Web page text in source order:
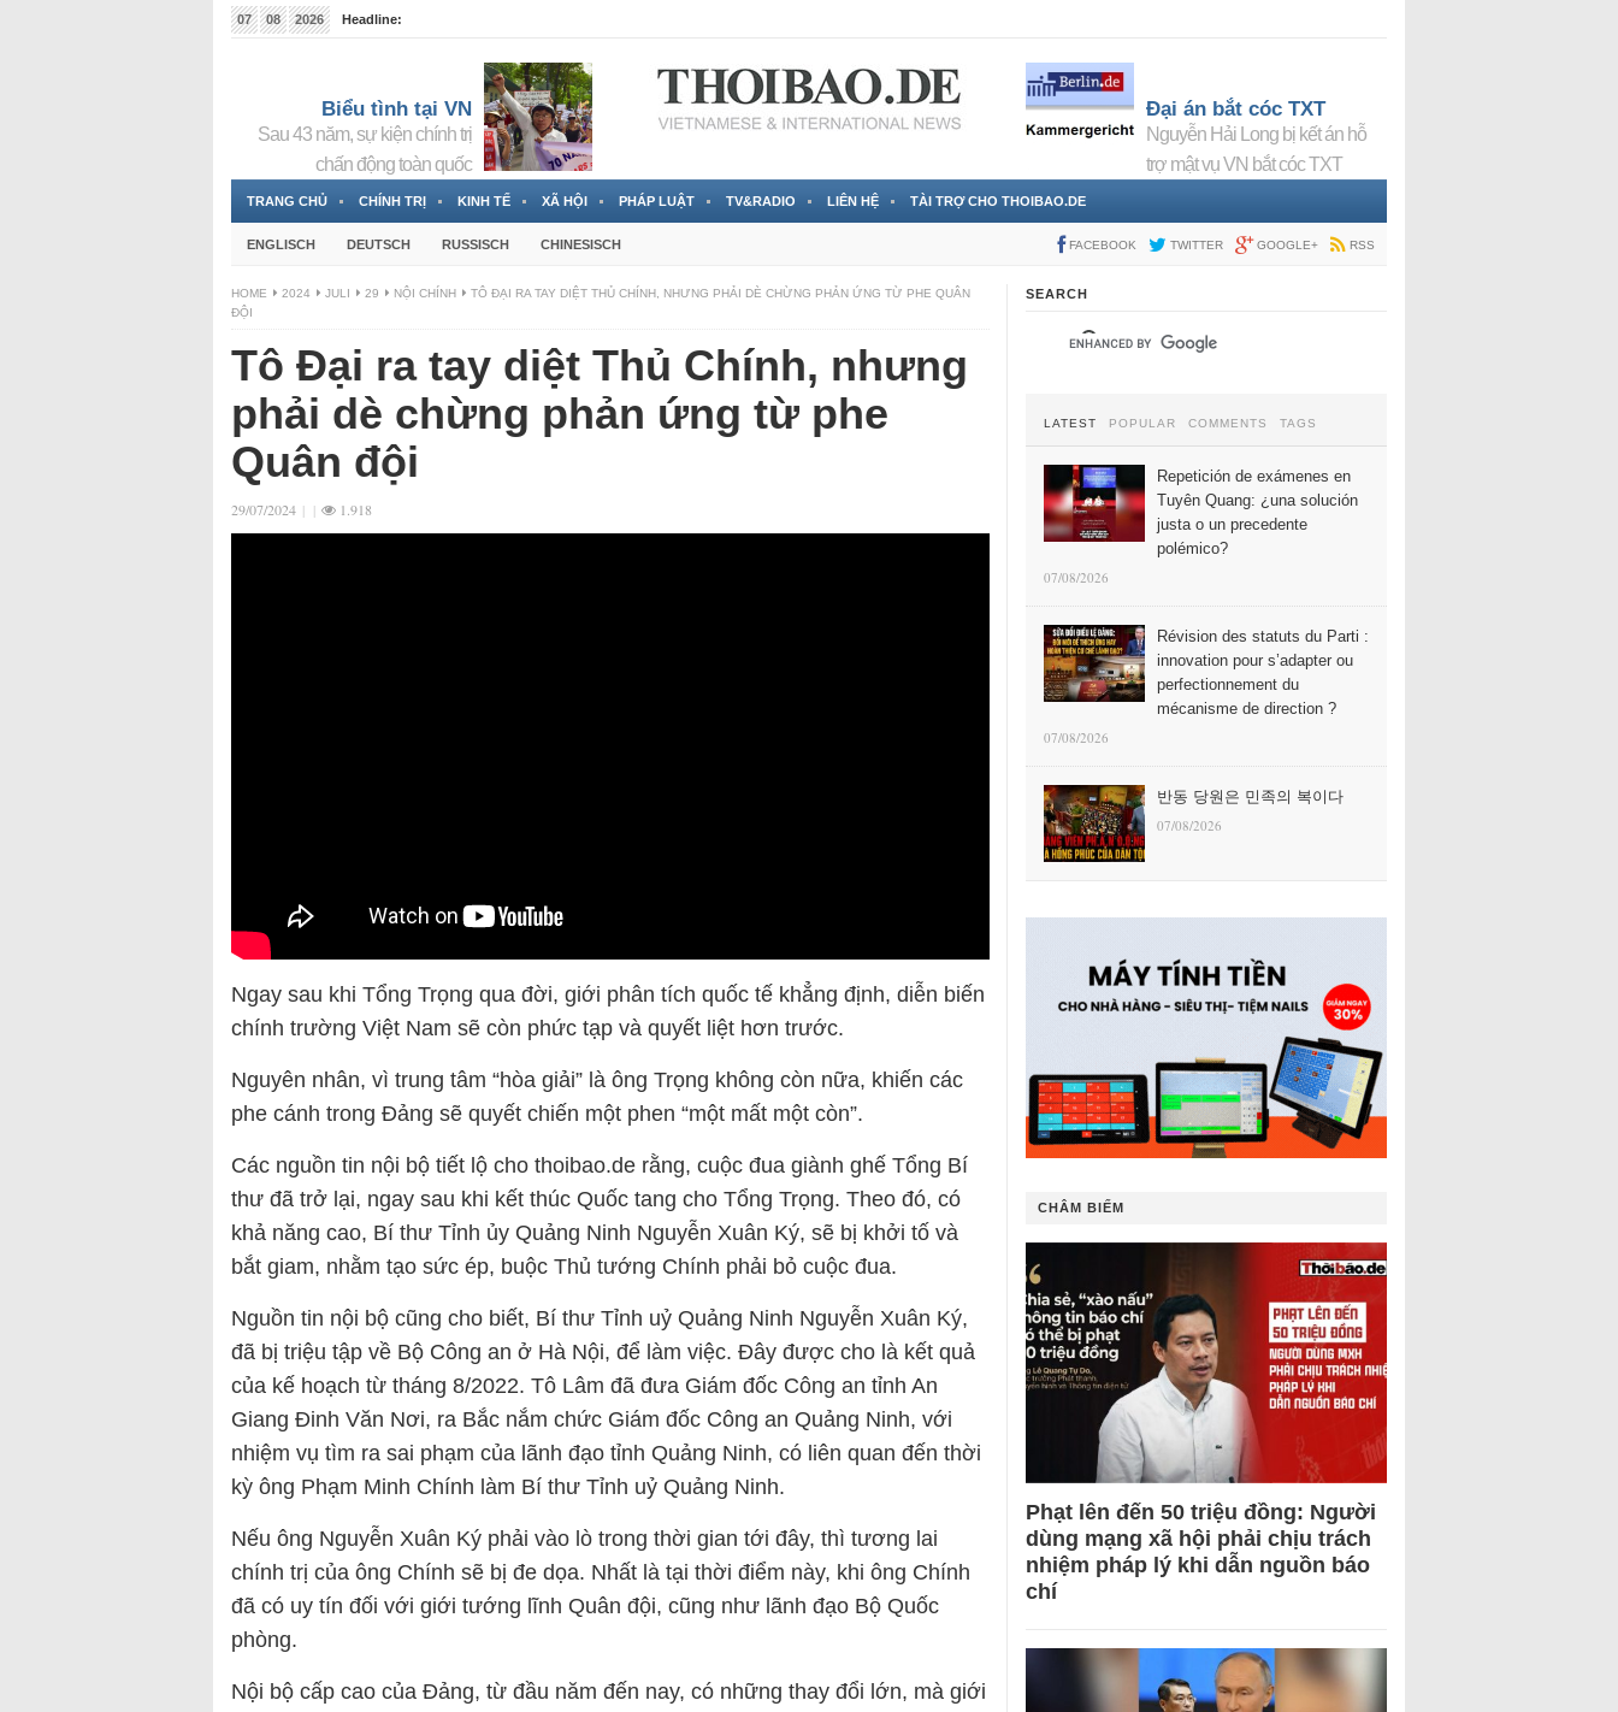
07 08 2026
Headline:
Biểu tình tại VN
Sau 43 năm, sự kiện chính trị
chấn động toàn quốc
Đại án bắt cóc TXT
Nguyễn Hải Long bị kết án hỗ
trợ mật vụ VN bắt cóc TXT
TRANG CHỦ CHÍNH TRỊ KINH TẾ XÃ HỘI PHÁP LUẬT TV&RADIO LIÊN HỆ TÀI TRỢ CHO THOIBAO.DE
ENGLISCH DEUTSCH RUSSISCH CHINESISCH FACEBOOK TWITTER GOOGLE+ RSS
HOME 2024 JULI 29 NỘI CHÍNH
TÔ ĐẠI RA TAY DIỆT THỦ CHÍNH, NHƯNG PHẢI DÈ CHỪNG PHẢN ỨNG TỪ PHE QUÂN
ĐỘI
Tô Đại ra tay diệt Thủ Chính, nhưng
phải dè chừng phản ứng từ phe
Quân đội
29/07/2024 | | 1.918
Ngay sau khi Tổng Trọng qua đời, giới phân tích quốc tế khẳng định, diễn biến
chính trường Việt Nam sẽ còn phức tạp và quyết liệt hơn trước.
Nguyên nhân, vì trung tâm “hòa giải” là ông Trọng không còn nữa, khiến các
phe cánh trong Đảng sẽ quyết chiến một phen “một mất một còn”.
Các nguồn tin nội bộ tiết lộ cho thoibao.de rằng, cuộc đua giành ghế Tổng Bí
thư đã trở lại, ngay sau khi kết thúc Quốc tang cho Tổng Trọng. Theo đó, có
khả năng cao, Bí thư Tỉnh ủy Quảng Ninh Nguyễn Xuân Ký, sẽ bị khởi tố và
bắt giam, nhằm tạo sức ép, buộc Thủ tướng Chính phải bỏ cuộc đua.
Nguồn tin nội bộ cũng cho biết, Bí thư Tỉnh uỷ Quảng Ninh Nguyễn Xuân Ký,
đã bị triệu tập về Bộ Công an ở Hà Nội, để làm việc. Đây được cho là kết quả
của kế hoạch từ tháng 8/2022. Tô Lâm đã đưa Giám đốc Công an tỉnh An
Giang Đinh Văn Nơi, ra Bắc nắm chức Giám đốc Công an Quảng Ninh, với
nhiệm vụ tìm ra sai phạm của lãnh đạo tỉnh Quảng Ninh, có liên quan đến thời
kỳ ông Phạm Minh Chính làm Bí thư Tỉnh uỷ Quảng Ninh.
Nếu ông Nguyễn Xuân Ký phải vào lò trong thời gian tới đây, thì tương lai
chính trị của ông Chính sẽ bị đe dọa. Nhất là tại thời điểm này, khi ông Chính
đã có uy tín đối với giới tướng lĩnh Quân đội, cũng như lãnh đạo Bộ Quốc
phòng.
Nội bộ cấp cao của Đảng, từ đầu năm đến nay, có những thay đổi lớn, mà giới
SEARCH
LATEST POPULAR COMMENTS TAGS
Repetición de exámenes en
Tuyên Quang: ¿una solución
justa o un precedente
polémico?
07/08/2026
Révision des statuts du Parti :
innovation pour s’adapter ou
perfectionnement du
mécanisme de direction ?
07/08/2026
반동 당원은 민족의 복이다
07/08/2026
CHÂM BIẾM
Phạt lên đến 50 triệu đồng: Người
dùng mạng xã hội phải chịu trách
nhiệm pháp lý khi dẫn nguồn báo
chí